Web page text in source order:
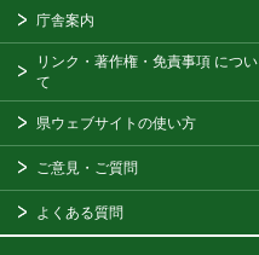
庁舎案内
リンク・著作権・免責事項 につい
て
県ウェブサイトの使い方
ご意見・ご質問
よくある質問